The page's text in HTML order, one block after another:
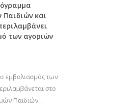
και
των αγοριών
εμβολιασμός των
στο
Παιδιών…